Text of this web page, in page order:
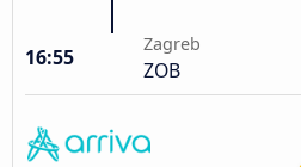
16:55
Zagreb
ZOB